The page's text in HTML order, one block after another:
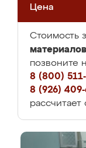
Цена
Стоимость
материалов
позвоните
8 (800)
8 (926) 409-
рассчитает